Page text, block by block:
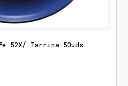
52X/ Tarrina-50uds